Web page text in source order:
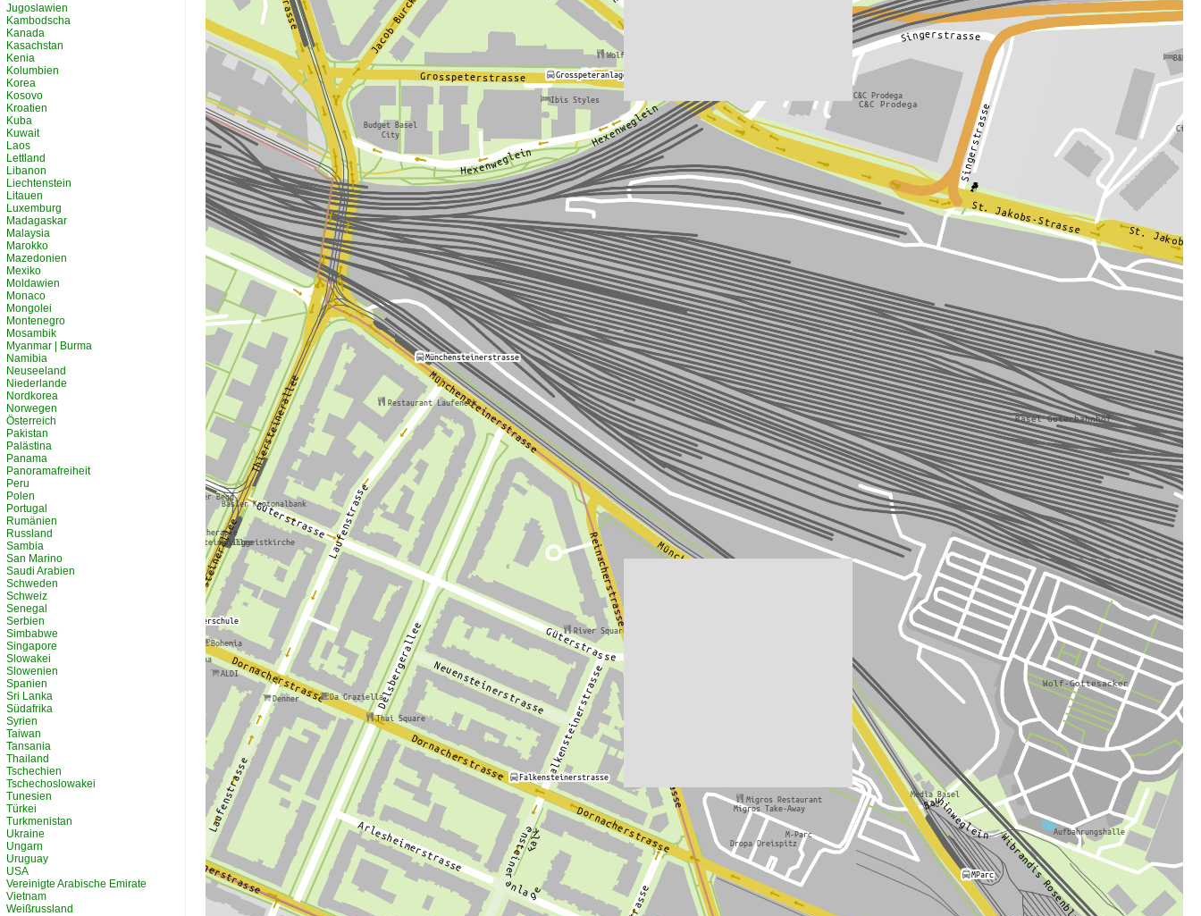
Jugoslawien
Kambodscha
Kanada
Kasachstan
Kenia
Kolumbien
Korea
Kosovo
Kroatien
Kuba
Kuwait
Laos
Lettland
Libanon
Liechtenstein
Litauen
Luxemburg
Madagaskar
Malaysia
Marokko
Mazedonien
Mexiko
Moldawien
Monaco
Mongolei
Montenegro
Mosambik
Myanmar | Burma
Namibia
Neuseeland
Niederlande
Nordkorea
Norwegen
Österreich
Pakistan
Palästina
Panama
Panoramafreiheit
Peru
Polen
Portugal
Rumänien
Russland
Sambia
San Marino
Saudi Arabien
Schweden
Schweiz
Senegal
Serbien
Simbabwe
Singapore
Slowakei
Slowenien
Spanien
Sri Lanka
Südafrika
Syrien
Taiwan
Tansania
Thailand
Tschechien
Tschechoslowakei
Tunesien
Türkei
Turkmenistan
Ukraine
Ungarn
Uruguay
USA
Vereinigte Arabische Emirate
Vietnam
Weißrussland